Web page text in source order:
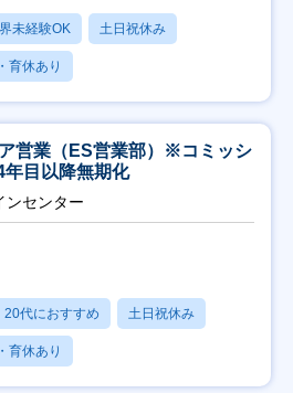
未経験OK 土日祝休み
育休あり
営業（ES営業部）※コミッシ
目以降無期化
ンセンター
20代におすすめ 土日祝休み
育休あり